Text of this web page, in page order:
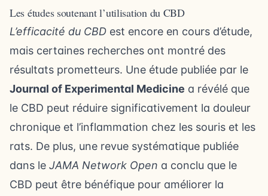
Les études soutenant l’utilisation du CBD
L’efficacité du CBD est encore en cours d’étude,
mais certaines recherches ont montré des
résultats prometteurs. Une étude publiée par le
Journal of Experimental Medicine a révélé que
le CBD peut réduire significativement la douleur
chronique et l’inflammation chez les souris et les
rats. De plus, une revue systématique publiée
dans le JAMA Network Open a conclu que le
CBD peut être bénéfique pour améliorer la